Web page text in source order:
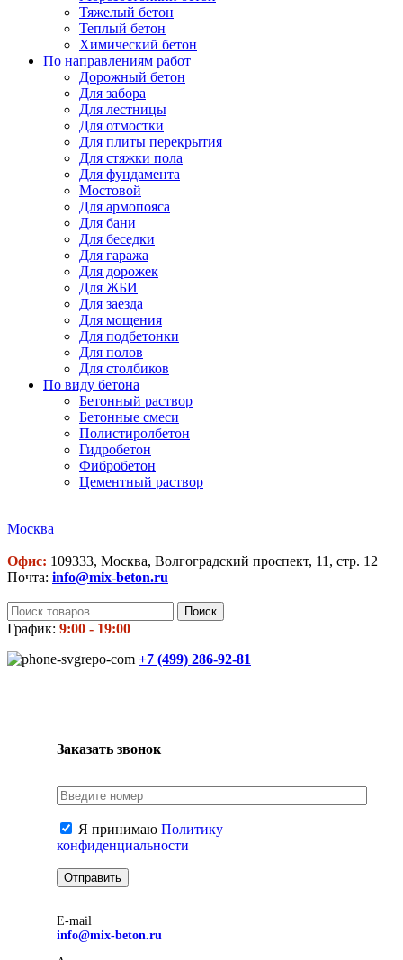
Тяжелый бетон
Теплый бетон
Химический бетон
По направлениям работ
Дорожный бетон
Для забора
Для лестницы
Для отмостки
Для плиты перекрытия
Для стяжки пола
Для фундамента
Мостовой
Для армопояса
Для бани
Для беседки
Для гаража
Для дорожек
Для ЖБИ
Для заезда
Для мощения
Для подбетонки
Для полов
Для столбиков
По виду бетона
Бетонный раствор
Бетонные смеси
Полистиролбетон
Гидробетон
Фибробетон
Цементный раствор
Москва
Офис: 109333, Москва, Волгоградский проспект, 11, стр. 12
Почта: info@mix-beton.ru
Поиск
График: 9:00 - 19:00
+7 (499) 286-92-81
Заказать звонок
Я принимаю Политику
конфиденциальности
E-mail
info@mix-beton.ru